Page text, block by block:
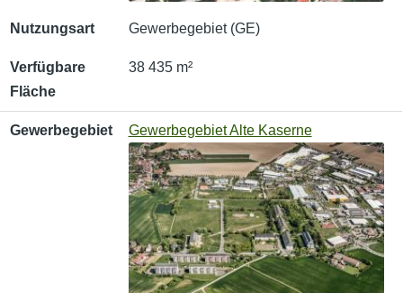
Nutzungsart Gewerbegebiet (GE)
Verfügbare
Fläche
38 435 m²
Gewerbegebiet Gewerbegebiet Alte Kaserne